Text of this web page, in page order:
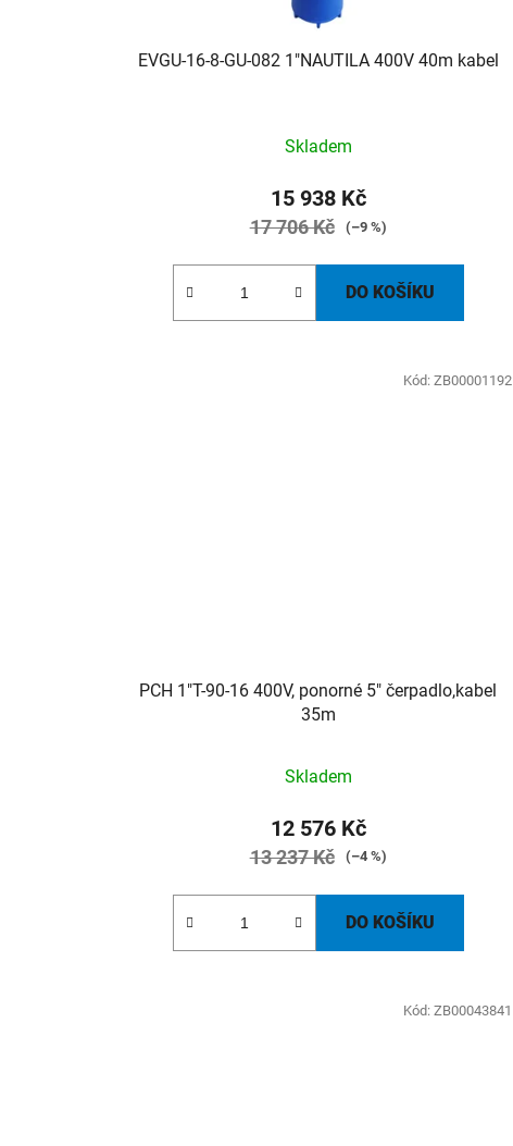
EVGU-16-8-GU-082 1"NAUTILA 400V 40m kabel
Skladem
15 938 Kč
17 706 Kč (–9 %)
DO KOŠÍKU
PCH 1"T-90-16 400V, ponorné 5" čerpadlo,kabel
35m
Skladem
12 576 Kč
13 237 Kč (–4 %)
DO KOŠÍKU
Kód:ZB00001192
Kód:ZB00043841